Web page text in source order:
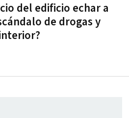
del edificio echar a
de drogas y